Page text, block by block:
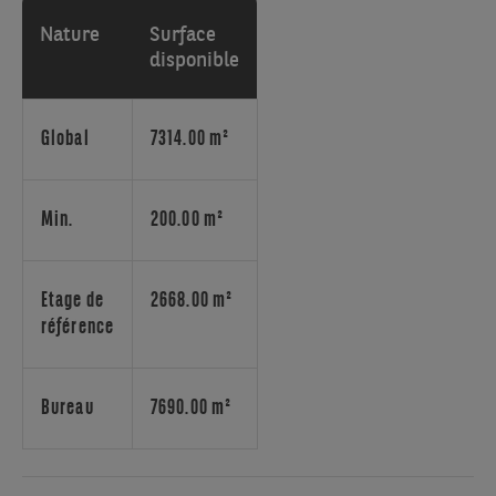
proximité
et
de
Zaventem.
Diegem
Nature
Surface
disponible
Global 7314.00 m²
Min. 200.00 m²
Etage de
référence
2668.00 m²
Bureau 7690.00 m²